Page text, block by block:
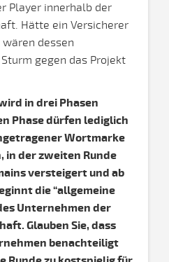
Player innerhalb der
Hätte ein Versicherer
dessen
gegen das Projekt
in drei Phasen
Phase dürfen lediglich
Wortmarke
in der zweiten Runde
versteigert und ab
die “allgemeine
Unternehmen der
Glauben Sie, dass
benachteiligt